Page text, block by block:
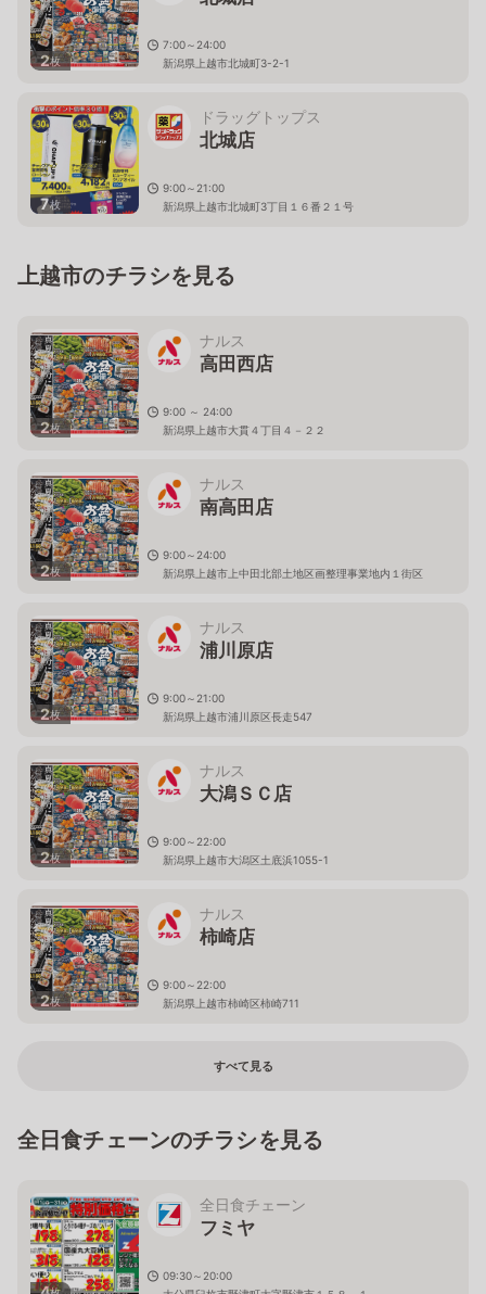
2枚
7:00～24:00
新潟県上越市北城町3-2-1
7枚
ドラッグトップス
北城店
9:00～21:00
新潟県上越市北城町3丁目１６番２１号
上越市のチラシを見る
2枚
ナルス
高田西店
9:00 ～ 24:00
新潟県上越市大貫４丁目４－２２
2枚
ナルス
南高田店
9:00～24:00
新潟県上越市上中田北部土地区画整理事業地内１街区
2枚
ナルス
浦川原店
9:00～21:00
新潟県上越市浦川原区長走547
2枚
ナルス
大潟ＳＣ店
9:00～22:00
新潟県上越市大潟区土底浜1055-1
2枚
ナルス
柿崎店
9:00～22:00
新潟県上越市柿崎区柿崎711
すべて見る
全日食チェーンのチラシを見る
全日食チェーン
フミヤ
09:30～20:00